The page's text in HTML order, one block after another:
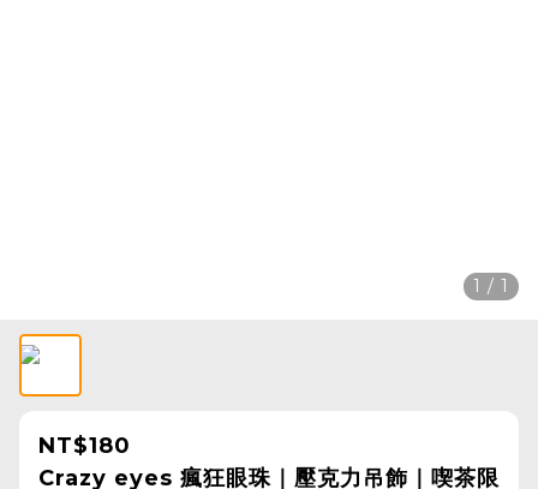
1 / 1
NT$180
Crazy eyes 瘋狂眼珠｜壓克力吊飾｜喫茶限